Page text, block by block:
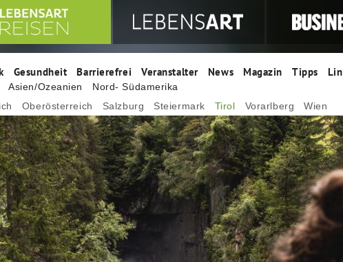
Oberösterreich Salzburg Steiermark Tirol Vorarlberg Wien
Asien/Ozeanien Nord- Südamerika
Gesundheit Barrierefrei Veranstalter News Magazin Tipps